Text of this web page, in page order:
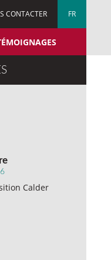
CONTACTER FR
Calder